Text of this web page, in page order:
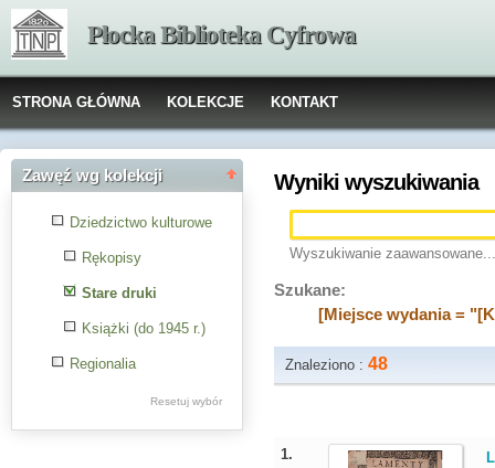
Płocka Biblioteka Cyfrowa
STRONA GŁÓWNA KOLEKCJE KONTAKT
Zawęź wg kolekcji
Dziedzictwo kulturowe
Rękopisy
Stare druki
Książki (do 1945 r.)
Regionalia
Resetuj wybór
Wyniki wyszukiwania
Wyszukiwanie zaawansowane...
Szukane:
[Miejsce wydania =
Znaleziono :48
1.